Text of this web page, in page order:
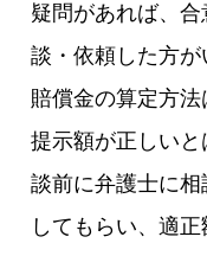
疑問があれば、
談・依頼した方が
賠償金の算定方
提示額が正しい
談前に弁護士に
してもらい、適